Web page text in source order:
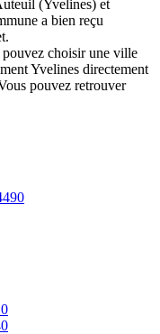
(Yvelines) et
a bien reçu
choisir une ville
Yvelines directement
pouvez retrouver